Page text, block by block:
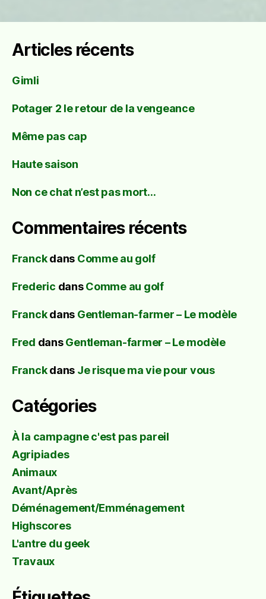
Articles récents
Gimli
Potager 2 le retour de la vengeance
Même pas cap
Haute saison
Non ce chat n’est pas mort…
Commentaires récents
Franckdans Comme au golf
Frederic dansComme au golf
Franckdans Gentleman-farmer – Le modèle
Fred dansGentleman-farmer – Le modèle
Franckdans Je risque ma vie pour vous
Catégories
À la campagne c'est pas pareil
Agripiades
Animaux
Avant/Après
Déménagement/Emménagement
Highscores
L'antre du geek
Travaux